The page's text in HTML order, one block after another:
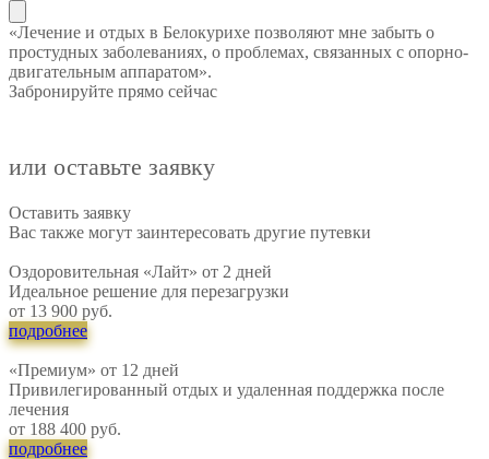
«Лечение и отдых в Белокурихе позволяют мне забыть о
простудных заболеваниях, о проблемах, связанных с опорно-
двигательным аппаратом».
Забронируйте прямо сейчас
или оставьте заявку
Оставить заявку
Вас также могут заинтересовать другие путевки
Оздоровительная «Лайт» от 2 дней
Идеальное решение для перезагрузки
от 13 900 руб.
подробнее
«Премиум» от 12 дней
Привилегированный отдых и удаленная поддержка после
лечения
от 188 400 руб.
подробнее